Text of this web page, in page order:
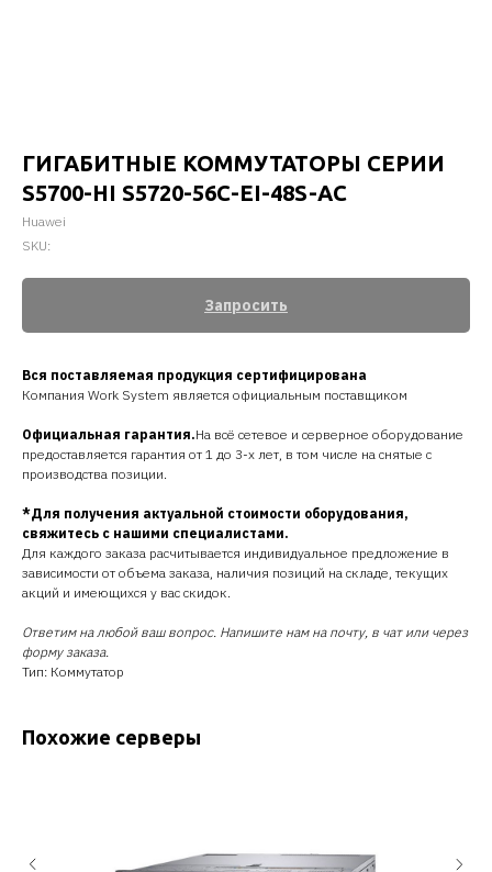
ГИГАБИТНЫЕ КОММУТАТОРЫ СЕРИИ
S5700-HI S5720-56C-EI-48S-AC
Huawei
SKU:
Запросить
Вся поставляемая продукция сертифицирована
Компания Work System является официальным поставщиком
Официальная гарантия.На всё сетевое и серверное оборудование
предоставляется гарантия от 1 до 3-х лет, в том числе на снятые с
производства позиции.
*Для получения актуальной стоимости оборудования,
свяжитесь с нашими специалистами.
Для каждого заказа расчитывается индивидуальное предложение в
зависимости от объема заказа, наличия позиций на складе, текущих
акций и имеющихся у вас скидок.
Ответим на любой ваш вопрос. Напишите нам на почту, в чат или через
форму заказа.
Тип: Коммутатор
Похожие серверы